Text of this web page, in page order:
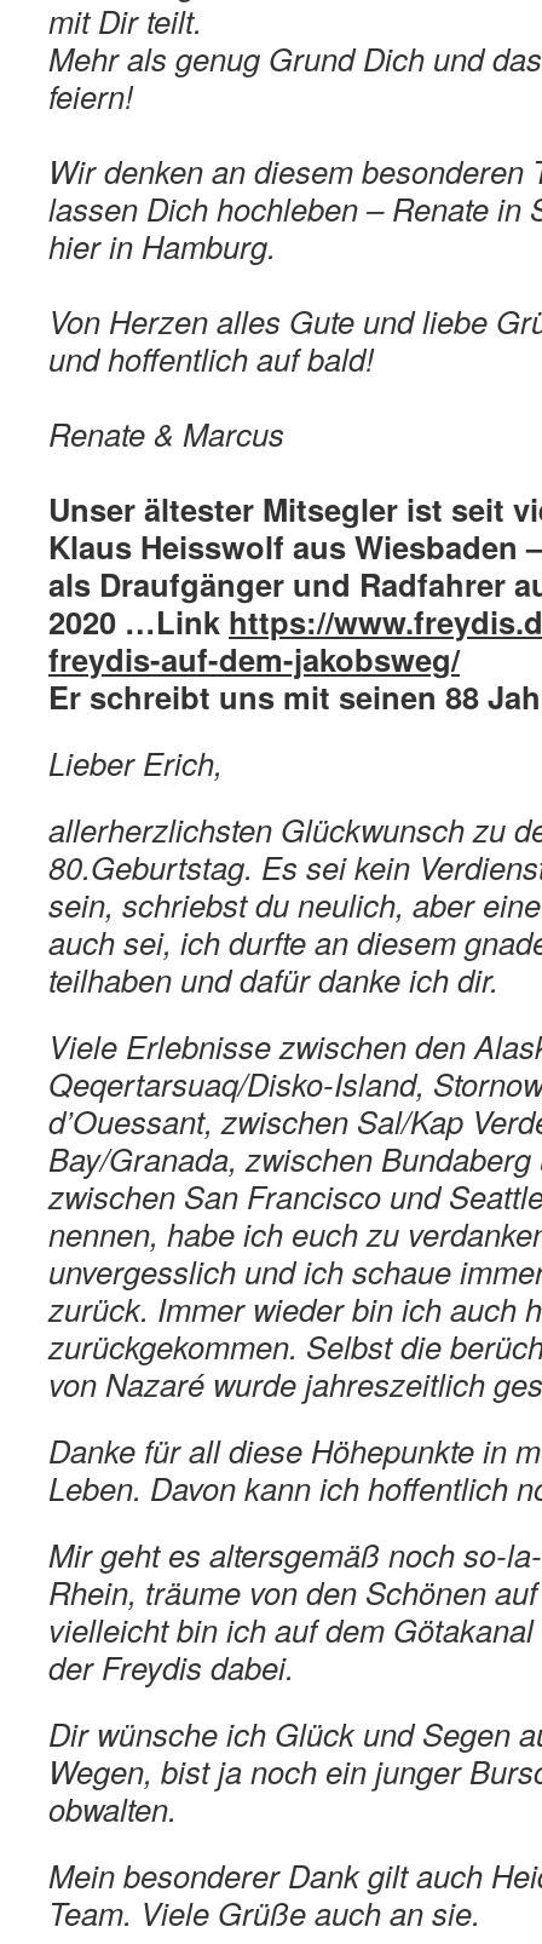
mit Dir teilt.
Mehr als genug Grund Dich und
feiern!
Wir denken an diesem besonderen
lassen Dich hochleben – Renate in
hier in Hamburg.
Von Herzen alles Gute und liebe
und hoffentlich auf bald!
Renate & Marcus
Unser ältester Mitsegler ist seit
Klaus Heisswolf aus Wiesbaden
als Draufgänger und Radfahrer
2020 …Link https://
freydis-auf-dem-jakobsweg/
Er schreibt uns mit seinen 88
Lieber Erich,
allerherzlichsten Glückwunsch zu
80.Geburtstag. Es sei kein
sein, schriebst du neulich, aber
auch sei, ich durfte an diesem
teilhaben und dafür danke ich dir.
Viele Erlebnisse zwischen den
Qeqertarsuaq/Disko-Island,
d’Ouessant, zwischen Sal/Kap
Bay/Granada, zwischen Bundaberg
zwischen San Francisco und
nennen, habe ich euch zu
unvergesslich und ich schaue
zurück. Immer wieder bin ich auch
zurückgekommen. Selbst die
von Nazaré wurde jahreszeitlich
Danke für all diese Höhepunkte in
Leben. Davon kann ich hoffentlich
Mir geht es altersgemäß noch so-
Rhein, träume von den Schönen
vielleicht bin ich auf dem
der Freydis dabei.
Dir wünsche ich Glück und Segen
Wegen, bist ja noch ein junger
obwalten.
Mein besonderer Dank gilt auch
Team. Viele Grüße auch an sie.